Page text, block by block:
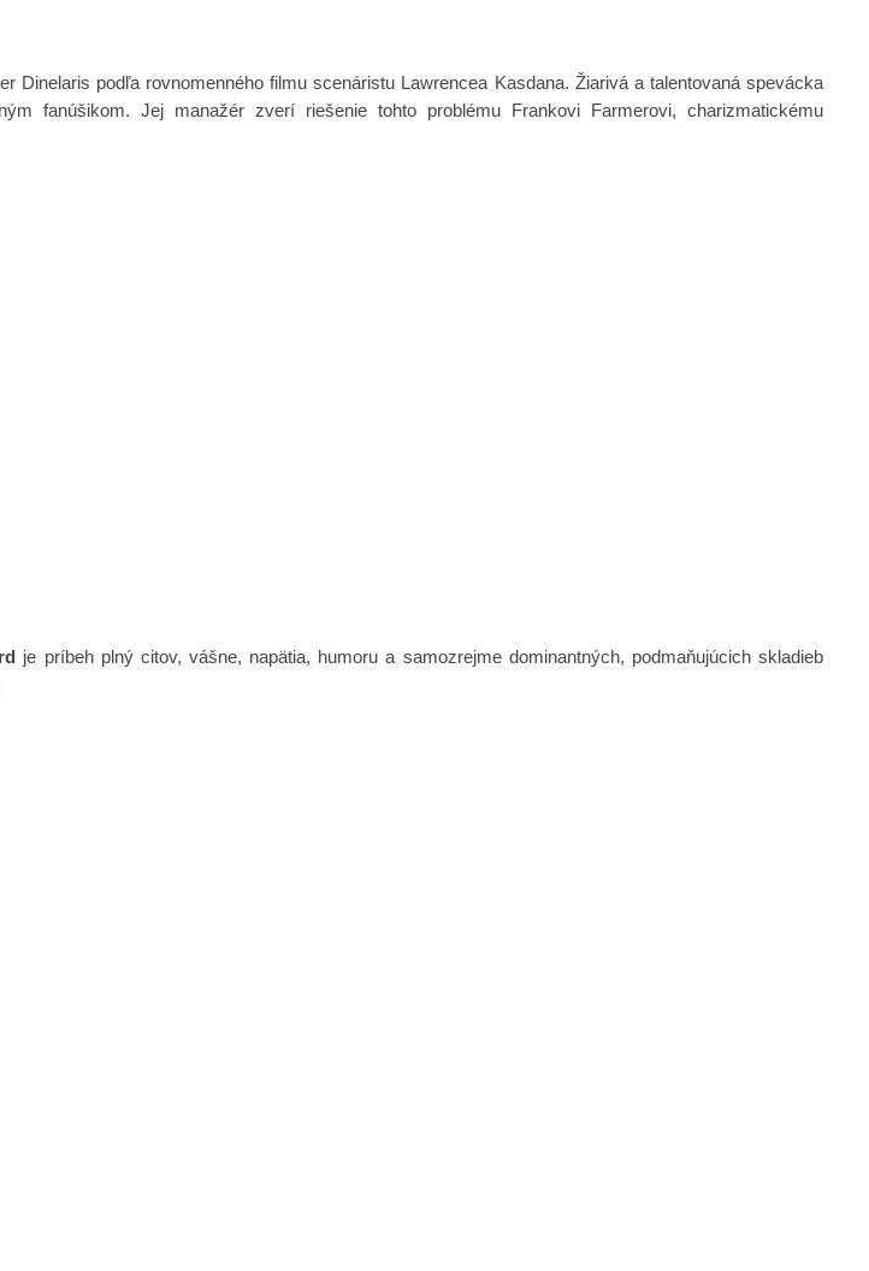
Dinelaris podľa rovnomenného filmu scenáristu Lawrencea Kasdana. Žiarivá a talentovaná spevácka
fanúšikom. Jej manažér zverí riešenie tohto problému Frankovi Farmerovi, charizmatickému
je príbeh plný citov, vášne, napätia, humoru a samozrejme dominantných, podmaňujúcich skladieb